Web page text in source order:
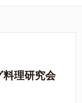
理研究会